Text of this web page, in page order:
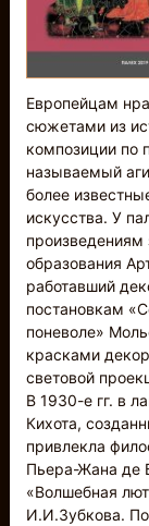
Европейцам
сюжетами из
композиции по
называемый
более
искусства. У
образования
работавший
постановкам
поневоле»
красками
световой
В 1930-е гг. в
Кихота,
привлекла
Пьера-Жана де
«Волшебная
И.И.Зубкова.